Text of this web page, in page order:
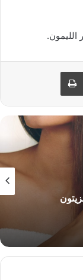
الليمون.